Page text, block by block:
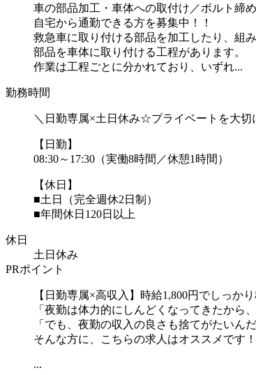
車の部品加工・車体への取付け／ボルト締
自宅から通勤できる方を募集中！！
救急車に取り付ける部品を加工したり、組み
部品を車体に取り付ける工程があります。
作業は工程ごとに分かれており、いずれ...
勤務時間
＼日勤専属×土日休み☆プライベートを大切
【日勤】
08:30～17:30（実働8時間／休憩1時間）
【休日】
■土日（完全週休2日制）
■年間休日120日以上
休日
土日休み
PRポイント
【日勤専属×高収入】時給1,800円でしっかり
「夜勤は体力的にしんどくなってきたから
「でも、夜勤の収入の良さも捨てがたいん
そんな方に、こちらの求人はオススメです！
...